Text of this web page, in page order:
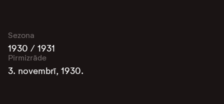
Sezona
1930 / 1931
Pirmizrāde
3. novembrī, 1930.